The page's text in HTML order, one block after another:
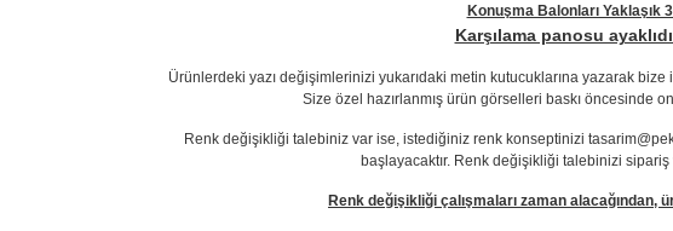
Konuşma Balonları Yaklaşık
Karşılama panosu
Ürünlerdeki yazı değişimlerinizi yukarıdaki metin kutucuklarına yazarak
Size özel hazırlanmış ürün görselleri baskı öncesinde
Renk değişikliği talebiniz var ise, istediğiniz renk konseptinizi
başlayacaktır. Renk değişikliği talebinizi sipariş
Renk değişikliği çalışmaları zaman